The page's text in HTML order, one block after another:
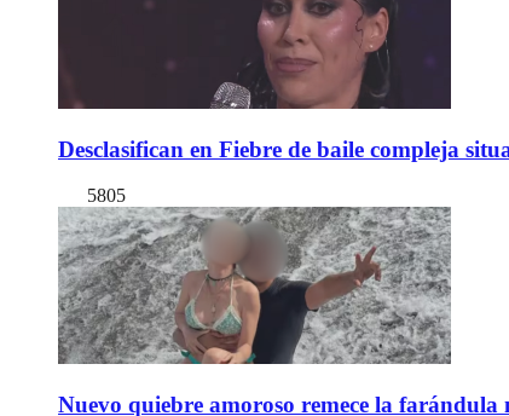
Desclasifican en Fiebre de baile compleja
5805
Nuevo quiebre amoroso remece la